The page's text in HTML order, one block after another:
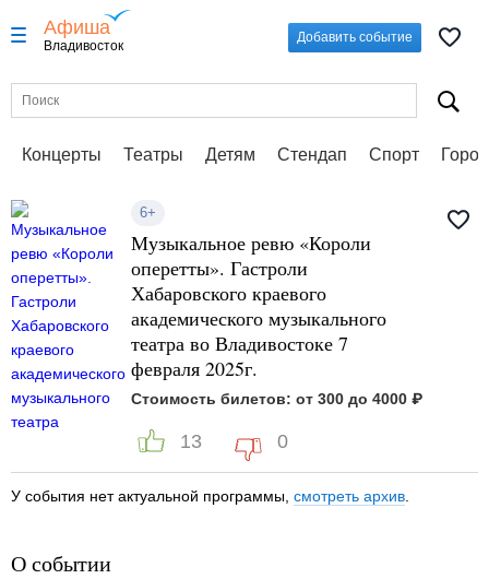
Афиша
Владивосток
Добавить событие
Концерты Театры Детям Стендап Спорт
6+
Музыкальное ревю «Короли
оперетты». Гастроли
Хабаровского краевого
академического музыкального
театра во Владивостоке 7
февраля 2025г.
Стоимость билетов: от 300 до 4000 ₽
13 0
У события нет актуальной программы, смотреть архив
О событии